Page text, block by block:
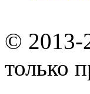
© 2013-
только